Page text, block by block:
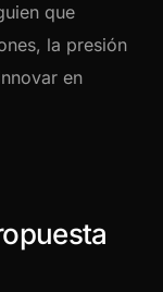
que
la presión
en